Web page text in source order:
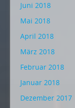
Juni 2018
Mai 2018
April 2018
März 2018
Februar 2018
Januar 2018
Dezember 2017